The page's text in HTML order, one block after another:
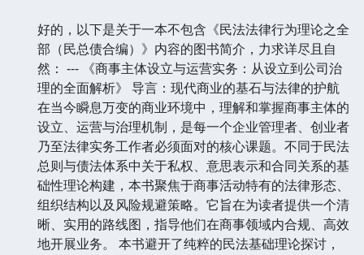
好的，以下是关于一本不包含《民法法律行为理论之全
部（民总债合编）》内容的图书简介，力求详尽且自
然： --- 《商事主体设立与运营实务：从设立到公司治
理的全面解析》 导言：现代商业的基石与法律的护航
在当今瞬息万变的商业环境中，理解和掌握商事主体的
设立、运营与治理机制，是每一个企业管理者、创业者
乃至法律实务工作者必须面对的核心课题。不同于民法
总则与债法体系中关于私权、意思表示和合同关系的基
础性理论构建，本书聚焦于商事活动特有的法律形态、
组织结构以及风险规避策略。它旨在为读者提供一个清
晰、实用的路线图，指导他们在商事领域内合规、高效
地开展业务。 本书避开了纯粹的民法基础理论探讨，